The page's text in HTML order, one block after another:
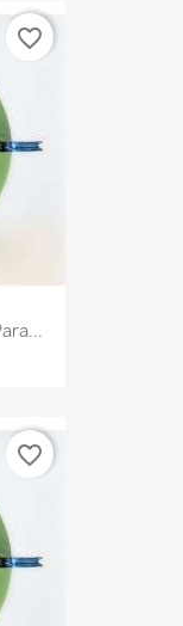
favorite_border
favorite_border